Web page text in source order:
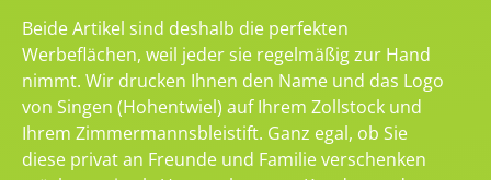
Beide Artikel sind deshalb die perfekten
Werbeflächen, weil jeder sie regelmäßig zur Hand
nimmt. Wir drucken Ihnen den Name und das Logo
von Singen (Hohentwiel) auf Ihrem Zollstock und
Ihrem Zimmermannsbleistift. Ganz egal, ob Sie
diese privat an Freunde und Familie verschenken